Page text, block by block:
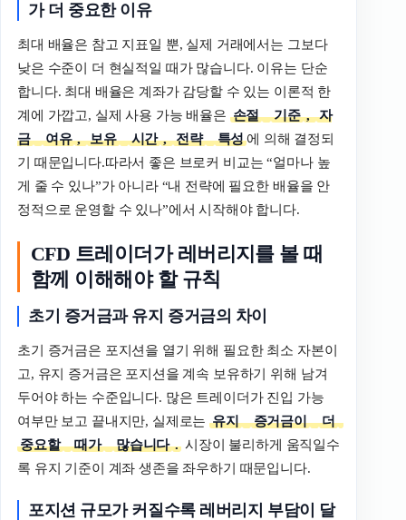
가 더 중요한 이유
최대 배율은 참고 지표일 뿐, 실제 거래에서는 그보다
낮은 수준이 더 현실적일 때가 많습니다. 이유는 단순
합니다. 최대 배율은 계좌가 감당할 수 있는 이론적 한
계에 가깝고, 실제 사용 가능 배율은 손절 기준 , 자
금
여유 , 보유 시간 , 전략 특성에 의해 결정되
기 때문입니다.따라서 좋은 브로커 비교는 “얼마나 높
게 줄 수 있나”가 아니라 “내 전략에 필요한 배율을 안
정적으로 운영할 수 있나”에서 시작해야 합니다.
CFD 트레이더가 레버리지를 볼 때
함께 이해해야 할 규칙
초기 증거금과 유지 증거금의 차이
초기 증거금은 포지션을 열기 위해 필요한 최소 자본이
고, 유지 증거금은 포지션을 계속 보유하기 위해 남겨
두어야 하는 수준입니다. 많은 트레이더가 진입 가능
여부만 보고 끝내지만, 실제로는유지 증거금이
더
중요할
때가 많습니다 . 시장이 불리하게 움직일수
록 유지 기준이 계좌 생존을 좌우하기 때문입니다.
포지션 규모가 커질수록 레버리지 부담이 달